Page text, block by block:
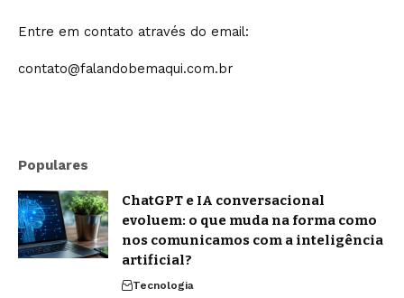
Entre em contato através do email:
contato@falandobemaqui.com.br
Populares
ChatGPT e IA conversacional
evoluem: o que muda na forma como
nos comunicamos com a inteligência
artificial?
Tecnologia